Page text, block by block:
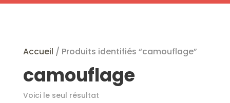
Accueil / Produits identifiés “camouflage”
camouflage
Voici le seul résultat